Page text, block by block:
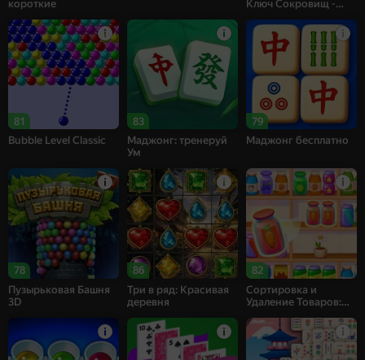
короткие
Ключ Сокровищ -
81
Bubble Level Classic
83
Маджонг: тренеруй
Ум
79
Маджонг бесплатно
78
Пузырьковая Башня
3D
86
Три в ряд: Красивая
деревня
82
Сортировка и
Удаление Товаров: